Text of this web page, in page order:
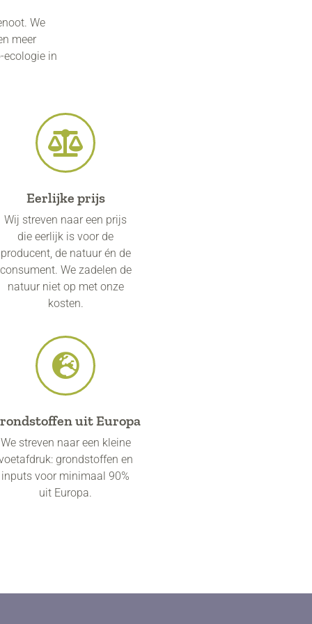
We
meer
ecologie in
Eerlijke prijs
Wij streven naar een prijs
die eerlijk is voor de
producent, de natuur én de
consument. We zadelen de
natuur niet op met onze
kosten.
uit Europa
We streven naar een kleine
grondstoffen en
inputs voor minimaal 90%
uit Europa.